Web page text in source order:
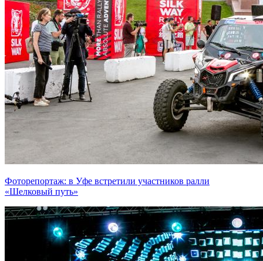
Фоторепортаж: в Уфе встретили участников ралли
«Шелковый путь»